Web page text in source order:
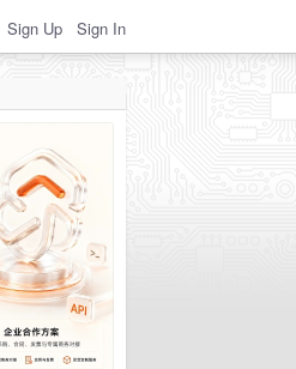
Sign Up Sign In